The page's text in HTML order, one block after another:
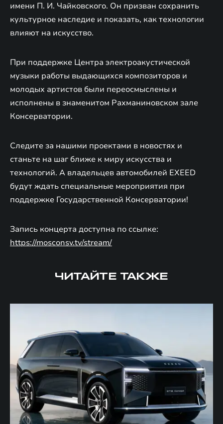
имени П. И. Чайковского. Он призван сохранить
культурное наследие и показать, как технологии
влияют на искусство.
При поддержке Центра электроакустической
музыки работы выдающихся композиторов и
молодых артистов были переосмыслены и
исполнены в знаменитом Рахманиновском зале
Консерватории.
Следите за нашими проектами в новостях и
станьте на шаг ближе к миру искусства и
технологий. А владельцев автомобилей EXEED
будут ждать специальные мероприятия при
поддержке Государственной Консерватории!
Запись концерта доступна по ссылке:
https://mosconsv.tv/stream/
ЧИТАЙТЕ ТАКЖЕ